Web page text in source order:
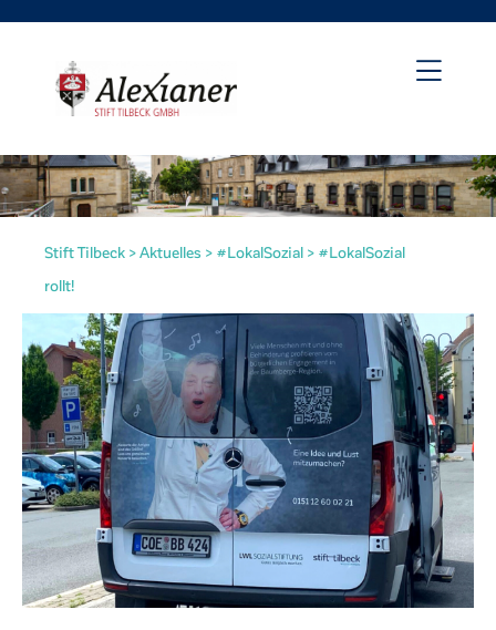
Stift Tilbeck >Aktuelles > #LokalSozial > #LokalSozial
rollt!